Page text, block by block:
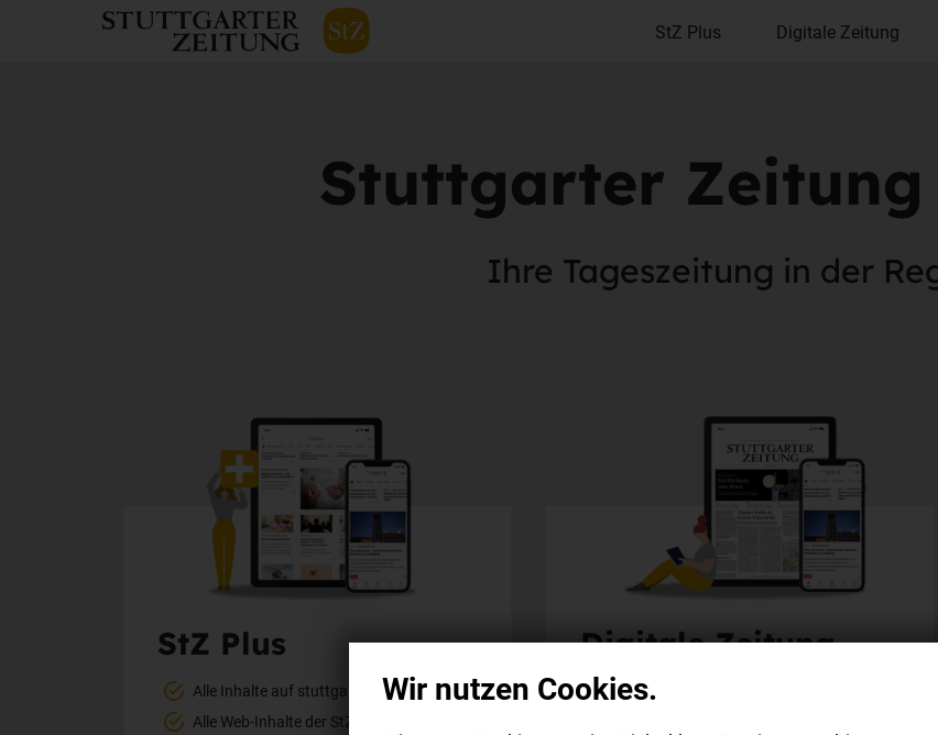
StZ Plus Digitale Zeitung
Stuttgarter Zeitung
Ihre Tageszeitung in der
StZ Plus
Alle Inhalte auf stuttgarter-zeitung.de
Alle Web-Inhalte der StZ-App
Digitale Zeitung
Alle Inhalte auf stuttgarter-zeitung.de
Wir nutzen Cookies.